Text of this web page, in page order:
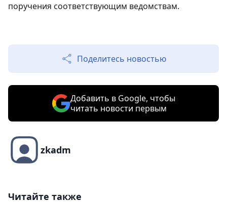
поручения соответствующим ведомствам.
Поделитесь новостью
Добавить в Google, чтобы
читать новости первым
zkadm
Читайте также